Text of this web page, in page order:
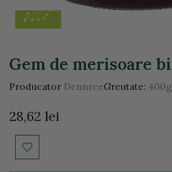
Gem de merisoare
Producator DennreeGreutate: 400g
28,62 lei